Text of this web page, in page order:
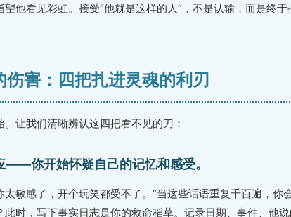
他看见彩虹。接受“他就是这样的人”，不是认输，而是终
害：四把扎进灵魂的利刃
让我们清晰辨认这四把看不见的刀：
——你开始怀疑自己的记忆和感受。
太敏感了，开个玩笑都受不了。”当这些话语重复千百遍，你
此时，写下事实日志是你的救命稻草。记录日期、事件、他